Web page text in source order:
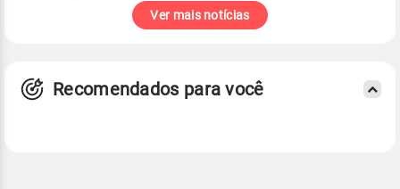
Ver mais notícias
Recomendados para você